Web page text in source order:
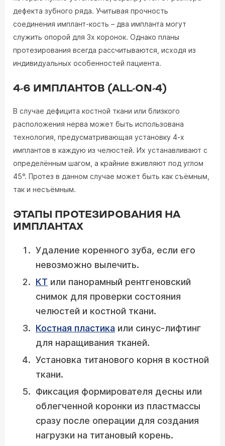
дефекта зубного ряда. Учитывая прочность
соединения имплант-кость – два импланта могут
служить опорой для 3х коронок. Однако планы
протезирования всегда рассчитываются, исходя из
индивидуальных особенностей пациента.
4-6 ИМПЛАНТОВ (ALL-ON-4)
В случае дефицита костной ткани или близкого
расположения нерва может быть использована
технология, предусматривающая установку 4-х
имплантов в каждую из челюстей. Их устанавливают с
определённым шагом, а крайние вживляют под углом
45°. Протез в данном случае может быть как съёмным,
так и несъёмным.
ЭТАПЫ ПРОТЕЗИРОВАНИЯ НА
ИМПЛАНТАХ
Удаление коренного зуба, если его
невозможно вылечить.
КТ или панорамный рентгеновский
снимок для проверки состояния
челюстей и костной ткани.
Костная пластика или синус-лифтинг
для наращивания тканей.
Установка титанового корня в костной
ткани.
Фиксация формирователя десны или
облегченной коронки из пластмассы
сразу после операции для создания
нагрузки на титановый корень.